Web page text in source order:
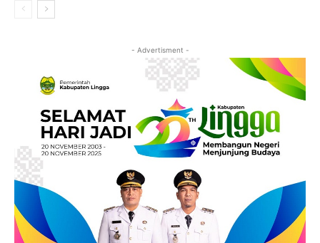
- Advertisment -